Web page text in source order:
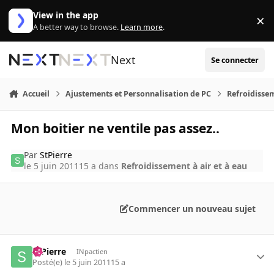
Aller au contenu
View in the app
A better way to browse. Learn more. ×
Next Se connecter
Accueil Ajustements et Personnalisation de PC
Mon boitier ne ventile pas assez..
ParStPierre
le 5 juin 2011 15 a dans Refroidissement à air et à eau
Commencer un nouveau sujet
StPierre INpactien
Posté(e) le 5 juin 201115 a